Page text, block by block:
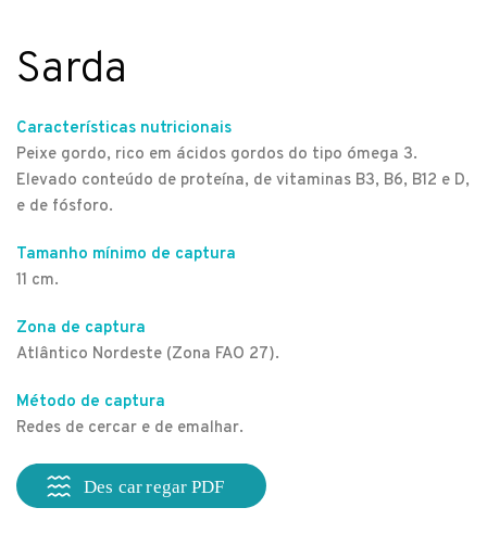
Sarda
Características nutricionais
Peixe gordo, rico em ácidos gordos do tipo ómega 3.
Elevado conteúdo de proteína, de vitaminas B3, B6, B12 e D,
e de fósforo.
Tamanho mínimo de captura
11 cm.
Zona de captura
Atlântico Nordeste (Zona FAO 27).
Método de captura
Redes de cercar e de emalhar.